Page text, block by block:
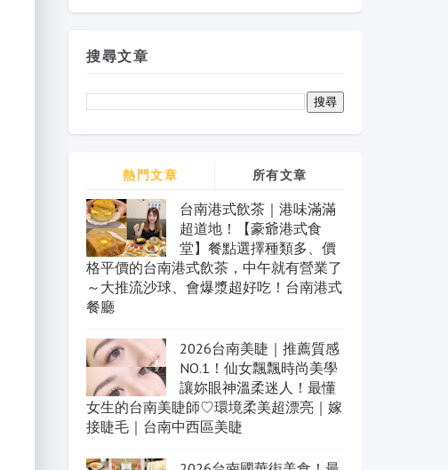
搜尋文章
熱門文章 所有文章
台南港式飲茶｜港味滿滿
超道地！【豪爺港式食
堂】餐點選擇種類多、價
格平價的台南港式飲茶，中午就有營業了
～大推流沙球、會爆漿超好吃！台南港式
餐廳
2026台南美睫｜推薦質感
NO.1！仙女飄飄時尚美學
讓妳眼神溫柔迷人！最懂
女生的台南美睫師♡環境柔美超漂亮｜嫁
接睫毛｜台南中西區美睫